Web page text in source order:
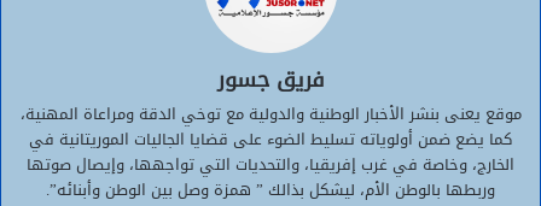
فريق جسور
موقع يعنى بنشر الأخبار الوطنية والدولية مع توخي الدقة ومراعاة المهنية،
كما يضع ضمن أولوياته تسليط الضوء على قضايا الجاليات الموريتانية في
الخارج، وخاصة في غرب إفريقيا، والتحديات التي تواجهها، وإيصال صوتها
وربطها بالوطن الأم، ليشكل بذالك ” همزة وصل بين الوطن وأبنائه”.